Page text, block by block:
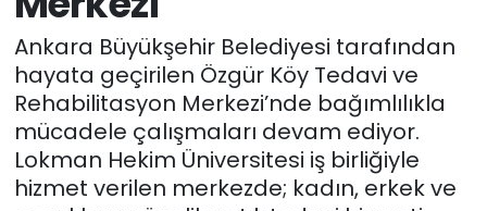
Ankara Büyükşehir Belediyesi tarafından
hayata geçirilen Özgür Köy Tedavi ve
Rehabilitasyon Merkezi’nde bağımlılıkla
mücadele çalışmaları devam ediyor.
Lokman Hekim Üniversitesi iş birliğiyle
hizmet verilen merkezde; kadın, erkek ve